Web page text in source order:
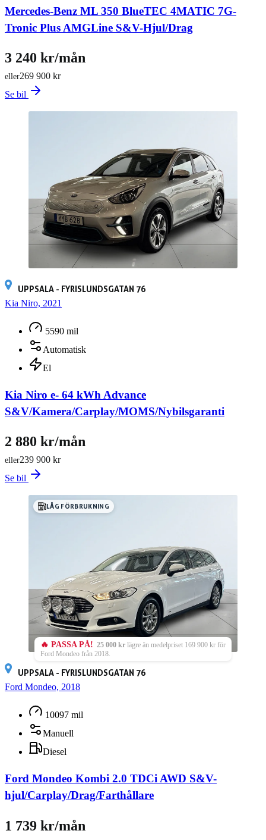
Mercedes-Benz ML 350 BlueTEC 4MATIC 7G-
Tronic Plus AMGLine S&V-Hjul/Drag
269 900 kr
eller
3 240 kr/mån
Se bil
UPPSALA - FYRISLUNDSGATAN 76
Kia Niro, 2021
5590 mil
Automatisk
El
Kia Niro e- 64 kWh Advance
S&V/Kamera/Carplay/MOMS/Nybilsgaranti
239 900 kr
eller
2 880 kr/mån
Se bil
LÅG FÖRBRUKNING
🔥 PASSA PÅ! 25 000 kr lägre än medelpriset 169 900 kr för
Ford Mondeo från 2018.
UPPSALA - FYRISLUNDSGATAN 76
Ford Mondeo, 2018
10097 mil
Manuell
Diesel
Ford Mondeo Kombi 2.0 TDCi AWD S&V-
hjul/Carplay/Drag/Farthållare
1 739 kr/mån